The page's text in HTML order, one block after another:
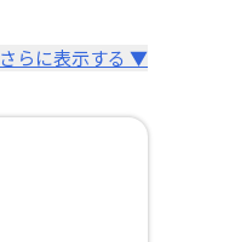
さらに表示する ▼